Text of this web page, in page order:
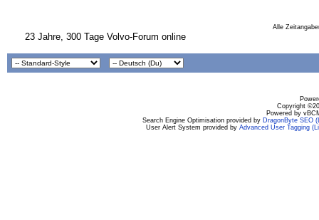
Alle
23 Jahre, 300 Tage Volvo-Forum online
Copyright
Powered by
Search Engine Optimisation provided by DragonByte SEO
User Alert System provided by Advanced User Tagging